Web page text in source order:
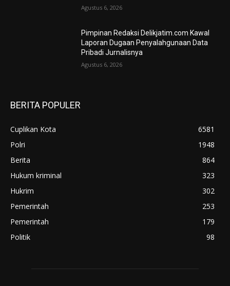
Agustus 6, 2026
Pimpinan Redaksi Delikjatim.com Kawal
Laporan Dugaan Penyalahgunaan Data
Pribadi Jurnalisnya
Agustus 6, 2026
BERITA POPULER
Cuplikan Kota
6581
Polri
1948
Berita
864
Hukum kriminal
323
Hukrim
302
Pemerintah
253
Pemerintah
179
Politik
98